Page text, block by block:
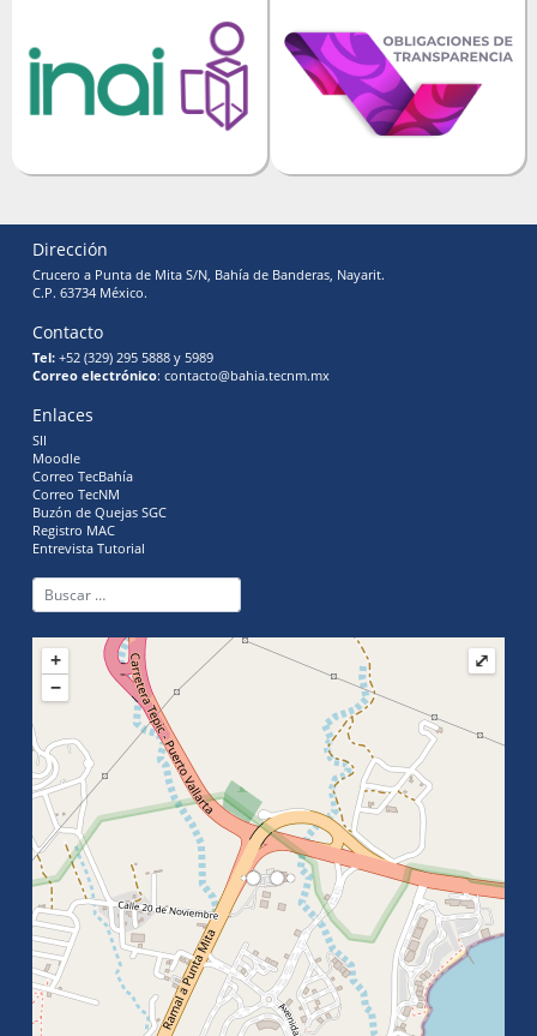
Dirección
Crucero a Punta de Mita S/N, Bahía de Banderas, Nayarit.
C.P. 63734 México.
Contacto
Tel: +52 (329) 295 5888 y 5989
Correo electrónico: contacto@bahia.tecnm.mx
Enlaces
SII
Moodle
Correo TecBahía
Correo TecNM
Buzón de Quejas SGC
Registro MAC
Entrevista Tutorial
+
−
⤢